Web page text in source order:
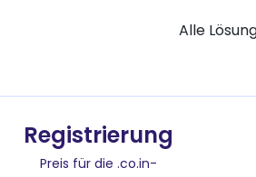
Alle
Registrierung
Preis für die .co.in-